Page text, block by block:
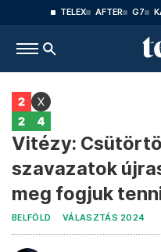
TELEX AFTER G7
Vitézy:
szavazatok
meg fogjuk
BELFÖLD VÁLASZTÁS 2024